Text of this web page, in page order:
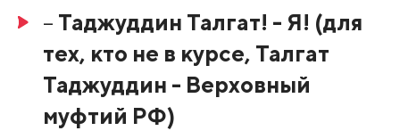
– Таджуддин Талгат! - Я! (для
тех, кто не в курсе, Талгат
Таджуддин - Верховный
муфтий РФ)